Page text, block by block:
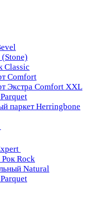
Classic
Comfort
Экстра Comfort XXL
паркет Herringbone
Rock
Natural